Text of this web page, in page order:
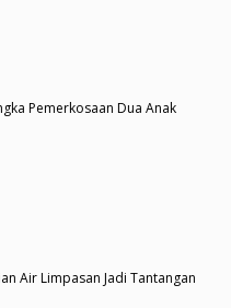
Pemerkosaan Dua Anak
Air Limpasan Jadi Tantangan